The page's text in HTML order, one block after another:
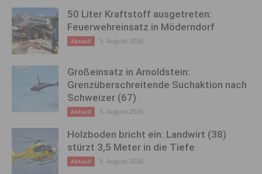
50 Liter Kraftstoff ausgetreten:
Feuerwehreinsatz in Möderndorf
Aktuell 5. August 2026
Großeinsatz in Arnoldstein:
Grenzüberschreitende Suchaktion nach
Schweizer (67)
Aktuell 5. August 2026
Holzboden bricht ein: Landwirt (38)
stürzt 3,5 Meter in die Tiefe
Aktuell 5. August 2026